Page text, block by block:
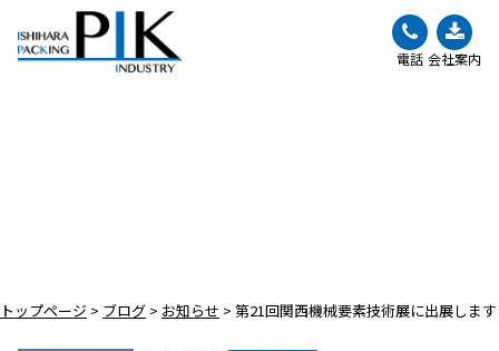
電話 会社案内
トップページ > ブログ > お知らせ > 第21回関西機械要素技術展に出展します